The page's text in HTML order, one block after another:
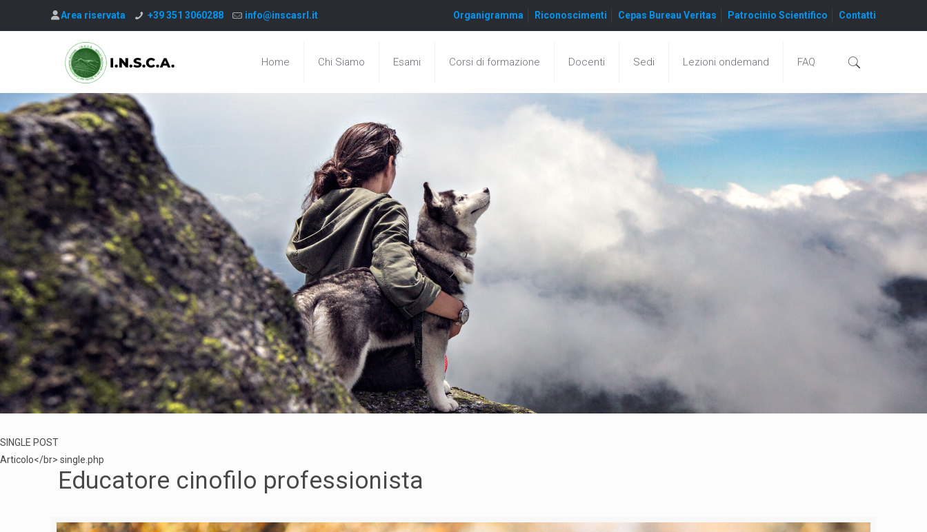
Area riservata +39 351 3060288 info@inscasrl.it Organigramma Riconoscimenti Cepas Bureau Veritas Patrocinio Scientifico Contatti
Home Chi Siamo Esami Corsi di formazione Docenti Sedi Lezioni ondemand FAQ
SINGLE POST
Articolo</br> single.php
Educatore cinofilo professionista